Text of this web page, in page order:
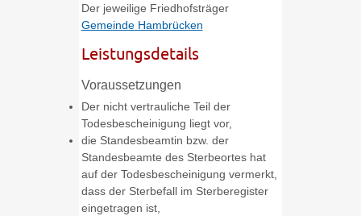
Der jeweilige Friedhofsträger
Gemeinde Hambrücken
Leistungsdetails
Voraussetzungen
Der nicht vertrauliche Teil der
Todesbescheinigung liegt vor,
die Standesbeamtin bzw. der
Standesbeamte des Sterbeortes hat
auf der Todesbescheinigung vermerkt,
dass der Sterbefall im Sterberegister
eingetragen ist,